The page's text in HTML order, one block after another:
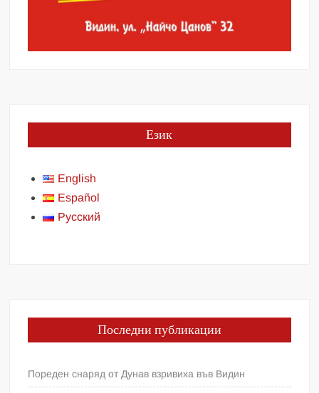
Език
English
Español
Русский
Последни публикации
Пореден снаряд от Дунав взривиха във Видин